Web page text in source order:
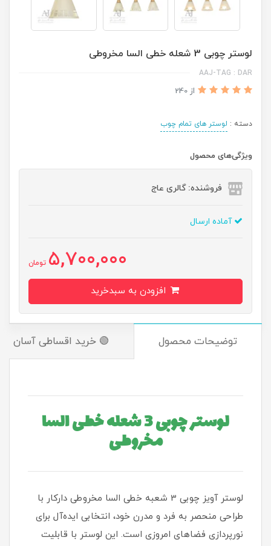
لوستر چوبی 3 شعله خطی السا مخروطی
AAJ-TAG : DAR
از 240
دسته : لوستر های تمام چوب
ویژگی‌های محصول
فروشنده: گالری عاج
آماده ارسال
5,700,000 تومان
توضیحات محصول 🟢 خرید اقساطی آسان
لوستر چوبی 3 شعله خطی السا
مخروطی
لوستر آویز چوبی 3 شعبه خطی السا مخروطی دارکار با
طراحی منحصر به فرد و مدرن خود، انتخابی ایده‌آل برای
نورپردازی فضاهای امروزی است. این لوستر با قابلیت